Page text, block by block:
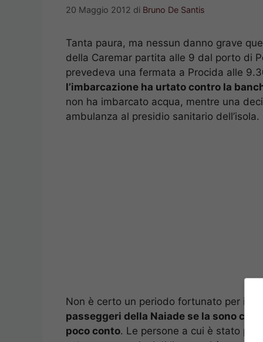
20 Maggio 2012 di Bruno De Santis
Tanta paura, ma nessun danno grave
della Caremar partita alle 9 dal porto di
prevedeva una fermata a Procida alle
l’imbarcazione ha urtato contro la
non ha imbarcato acqua, mentre una
ambulanza al presidio sanitario dell’isola.
Non è certo un periodo fortunato per i
passeggeri della Naiade se la sono
poco conto. Le persone a cui è stato